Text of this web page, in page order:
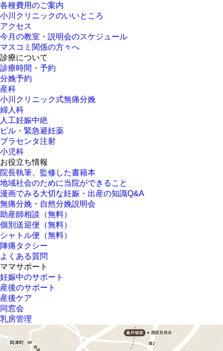
各種費用のご案内
小川クリニックのいいところ
アクセス
今月の教室・説明会のスケジュール
マスコミ関係の方々へ
診療について
診療時間・予約
分娩予約
産科
小川クリニック式無痛分娩
婦人科
人工妊娠中絶
ピル・緊急避妊薬
プラセンタ注射
小児科
お役立ち情報
院長執筆、監修した書籍本
地域社会のために当院ができること
漫画でみる大切な妊娠・出産の知識Q&A
無痛分娩・自然分娩説明会
助産師相談（無料）
個別送迎便（無料）
シャトル便（無料）
陣痛タクシー
よくある質問
ママサポート
妊娠中のサポート
産後のサポート
産後ケア
同窓会
乳房管理